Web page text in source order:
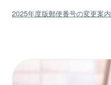
2025年度版郵便番号の変更案内